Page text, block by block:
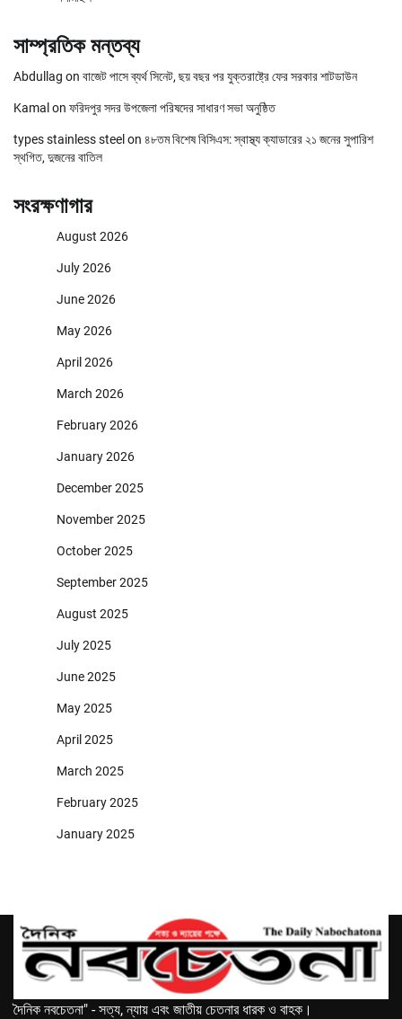
সাম্প্রতিক মন্তব্য
Abdullag on বাজেট পাসে ব্যর্থ সিনেট, ছয় বছর পর যুক্তরাষ্ট্রে ফের সরকার শাটডাউন
Kamal on ফরিদপুর সদর উপজেলা পরিষদের সাধারণ সভা অনুষ্ঠিত
types stainless steel on ৪৮তম বিশেষ বিসিএস: স্বাস্থ্য ক্যাডারের ২১ জনের সুপারিশ
স্থগিত, দুজনের বাতিল
সংরক্ষণাগার
August 2026
July 2026
June 2026
May 2026
April 2026
March 2026
February 2026
January 2026
December 2025
November 2025
October 2025
September 2025
August 2025
July 2025
June 2025
May 2025
April 2025
March 2025
February 2025
January 2025
দৈনিক নবচেতনা" - সত্য, ন্যায় এবং জাতীয় চেতনার ধারক ও বাহক।